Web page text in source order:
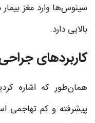
سینوس‌ها وارد مغز
بالایی دارد.
کاربردهای
همان‌طور که اشاره
پیشرفته و کم تهاجمی